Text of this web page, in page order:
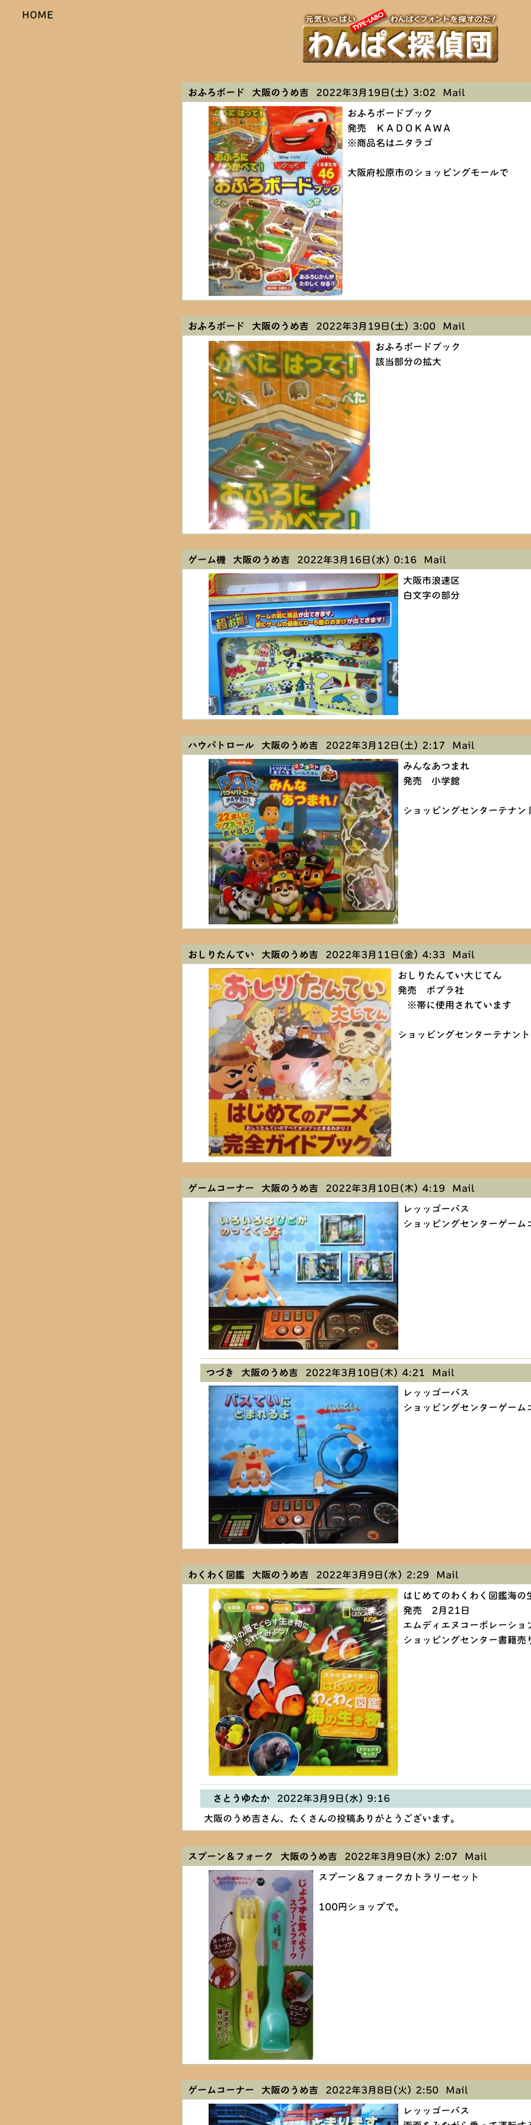
HOME
おふろボード 大阪のうめ吉 2022年3月19日(土) 3:02 Mail
おふろボードブック
発売 ＫＡＤＯＫＡＷＡ
※商品名はニタラゴ
大阪府松原市のショッピングモールで
おふろボード 大阪のうめ吉 2022年3月19日(土) 3:00 Mail
おふろボードブック
該当部分の拡大
ゲーム機 大阪のうめ吉 2022年3月16日(水) 0:16 Mail
大阪市浪速区
白文字の部分
ハウパトロール 大阪のうめ吉 2022年3月12日(土) 2:17 Mail
みんなあつまれ
発売 小学館
ショッピングセンターテナン
おしりたんてい 大阪のうめ吉 2022年3月11日(金) 4:33 Mail
おしりたんてい大じてん
発売 ポプラ社
※帯に使用されています
ショッピングセンターテナン
ゲームコーナー 大阪のうめ吉 2022年3月10日(木) 4:19 Mail
レッッゴーバス
ショッピングセンターゲーム
つづき 大阪のうめ吉 2022年3月10日(木) 4:21 Mail
レッッゴーバス
ショッピングセンターゲーム
わくわく図鑑 大阪のうめ吉 2022年3月9日(水) 2:29 Mail
はじめてのわくわく図鑑海の
発売 2月21日
エムディエヌコーポレーショ
ショッピングセンター書籍売
さとうゆたか 2022年3月9日(水) 9:16
大阪のうめ吉さん、たくさんの投稿ありがとうございます。
スプーン＆フォーク 大阪のうめ吉 2022年3月9日(水) 2:07 Mail
スプーン＆フォークカトラリーセット
100円ショップで。
ゲームコーナー 大阪のうめ吉 2022年3月8日(火) 2:50 Mail
レッッゴーバス